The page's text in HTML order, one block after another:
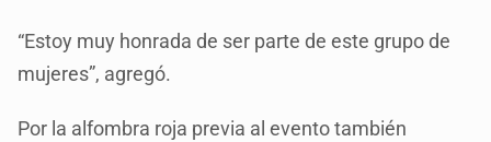
“Estoy muy honrada de ser parte de este grupo de
mujeres”, agregó.
Por la alfombra roja previa al evento también